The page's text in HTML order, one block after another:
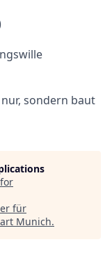
sondern baut
für
Munich.